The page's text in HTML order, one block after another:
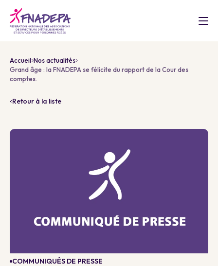
Accueil Nos actualités
Grand âge : la FNADEPA se félicite du rapport de la Cour des
comptes.
Retour à la liste
COMMUNIQUÉS DE PRESSE